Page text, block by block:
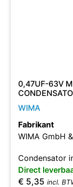
0,47UF-63V
WIMA
Fabrikant
WIMA GmbH
Condensator
Direct
€ 5,35 incl.